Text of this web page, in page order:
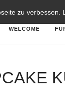
zu verbessen.
WELCOME